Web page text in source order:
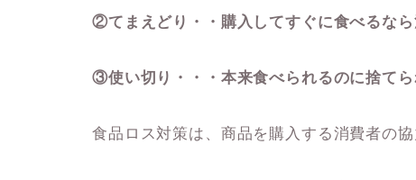
②てまえどり・・購入してすぐに食べるなら
③使い切り・・・本来食べられるのに捨て
食品ロス対策は、商品を購入する消費者の協